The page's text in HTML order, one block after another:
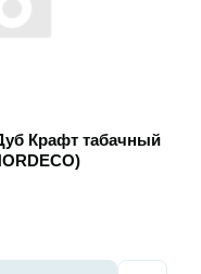
Крафт табачный